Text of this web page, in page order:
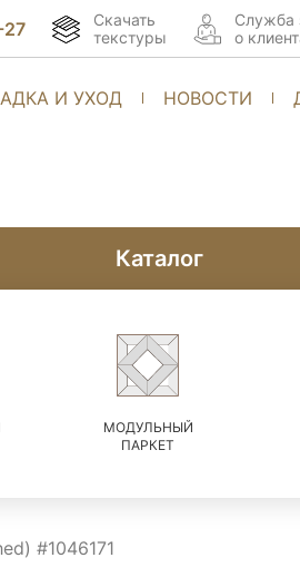
И УХОД НОВОСТИ
Скачать
текстуры
Cлужба
о
Каталог
МОДУЛЬНЫЙ
ПАРКЕТ
#1046171